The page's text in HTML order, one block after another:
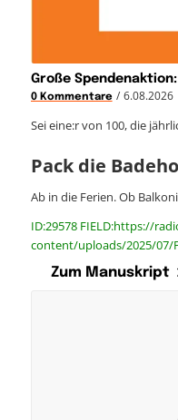
Große Spendenaktion:
0 Kommentare / 6.08.2026
Sei eine:r von 100, die
Pack die
Ab in die Ferien. Ob
ID:29578 FIELD:https://
content/uploads/2025/07/
Zum Manuskript